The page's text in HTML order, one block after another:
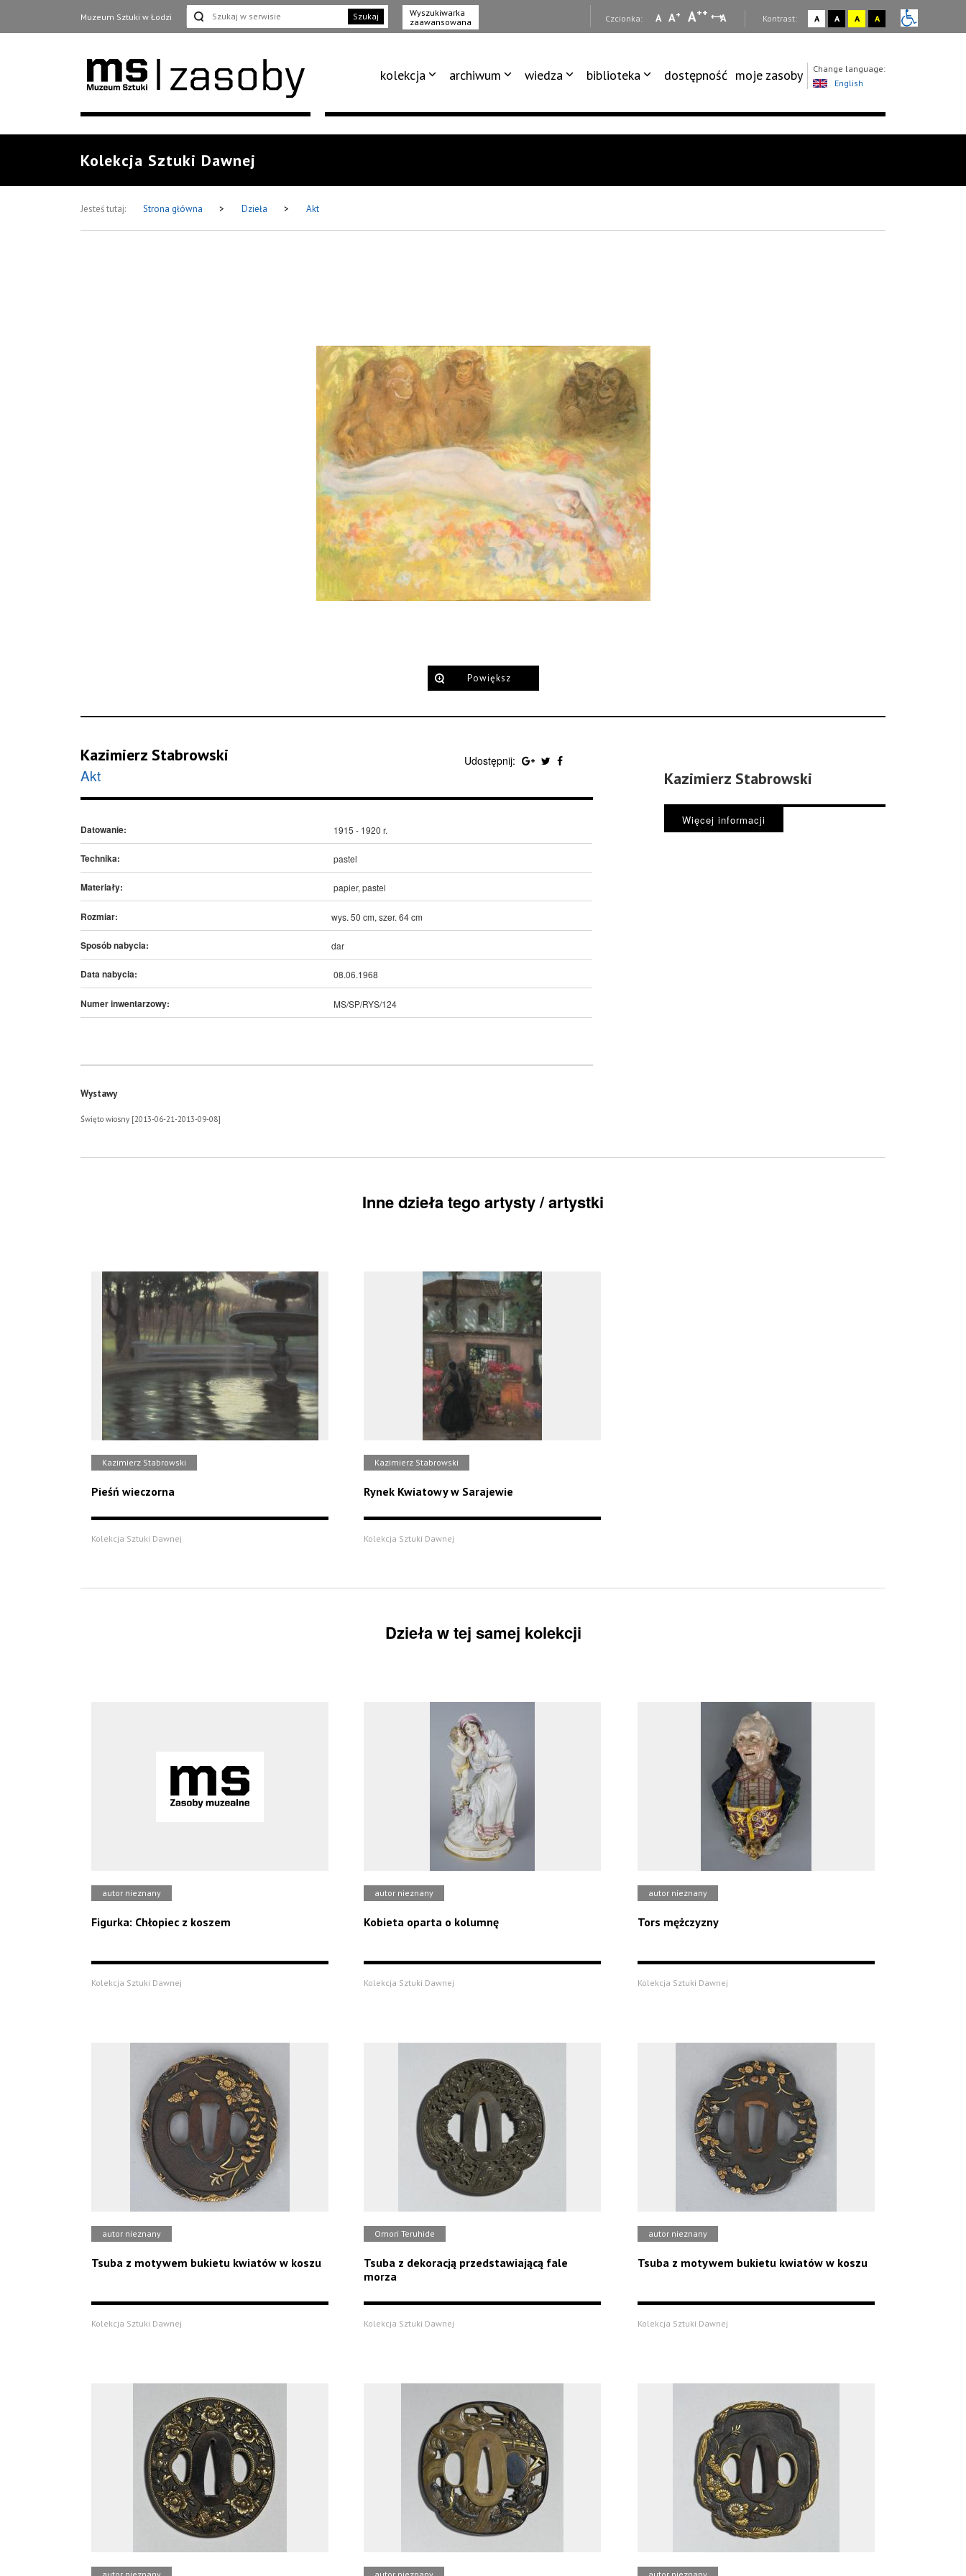
Muzeum Sztuki w Łodzi Szukaj
Wyszukiwarka
zaawansowana
Czcionka: A A+ A++ A Kontrast: A A A A
kolekcja archiwum wiedza biblioteka dostępność moje zasoby
Change language:
English
Kolekcja Sztuki Dawnej
Jesteś tutaj: Strona główna > Dzieła > Akt
Powiększ
Kazimierz Stabrowski
Akt
Udostępnij:
Datowanie: 1915 - 1920 r.
Technika: pastel
Materiały: papier, pastel
Rozmiar: wys. 50 cm, szer. 64 cm
Sposób nabycia: dar
Data nabycia: 08.06.1968
Numer inwentarzowy: MS/SP/RYS/124
Wystawy
Święto wiosny [2013-06-21-2013-09-08]
Kazimierz Stabrowski
Więcej informacji
Inne dzieła tego artysty / artystki
Kazimierz Stabrowski
Pieśń wieczorna
Kolekcja Sztuki Dawnej
Kazimierz Stabrowski
Rynek Kwiatowy w Sarajewie
Kolekcja Sztuki Dawnej
Dzieła w tej samej kolekcji
autor nieznany
Figurka: Chłopiec z koszem
Kolekcja Sztuki Dawnej
autor nieznany
Kobieta oparta o kolumnę
Kolekcja Sztuki Dawnej
autor nieznany
Tors mężczyzny
Kolekcja Sztuki Dawnej
autor nieznany
Tsuba z motywem bukietu kwiatów w koszu
Kolekcja Sztuki Dawnej
Omori Teruhide
Tsuba z dekoracją przedstawiającą fale
morza
Kolekcja Sztuki Dawnej
autor nieznany
Tsuba z motywem bukietu kwiatów w koszu
Kolekcja Sztuki Dawnej